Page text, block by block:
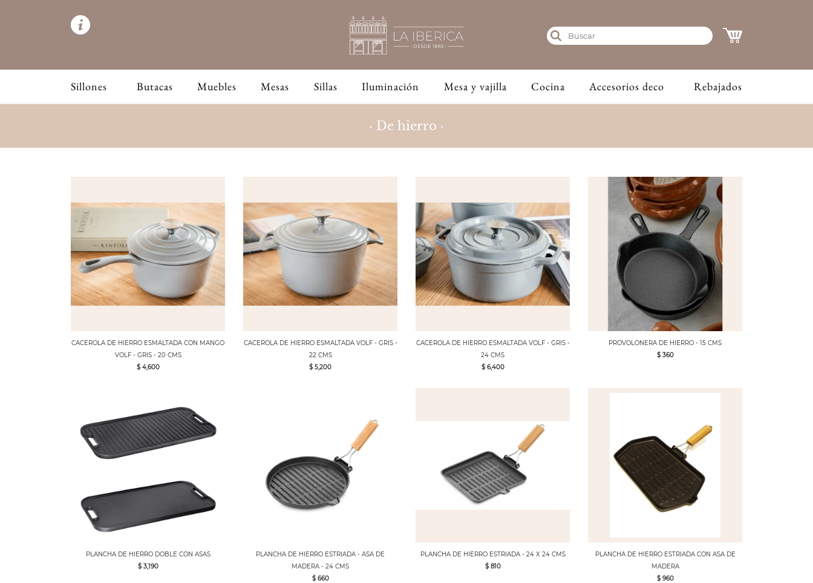
Sillones Butacas Muebles Mesas Sillas Iluminación Mesa y vajilla Cocina Accesorios deco Rebajados
· De hierro ·
CACEROLA DE HIERRO ESMALTADA CON MANGO
VOLF - GRIS - 20 CMS
$ 4,600
CACEROLA DE HIERRO ESMALTADA VOLF - GRIS -
22 CMS
$ 5,200
CACEROLA DE HIERRO ESMALTADA VOLF - GRIS -
24 CMS
$ 6,400
PROVOLONERA DE HIERRO - 15 CMS
$ 360
PLANCHA DE HIERRO DOBLE CON ASAS
$ 3,190
PLANCHA DE HIERRO ESTRIADA - ASA DE
MADERA - 24 CMS
$ 660
PLANCHA DE HIERRO ESTRIADA - 24 X 24 CMS
$ 810
PLANCHA DE HIERRO ESTRIADA CON ASA DE
MADERA
$ 960